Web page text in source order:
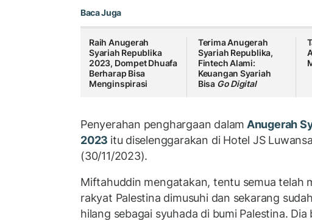
Baca Juga
Raih Anugerah
Syariah Republika
2023, Dompet Dhuafa
Berharap Bisa
Menginspirasi
Terima Anugerah
Syariah Republika,
Fintech Alami:
Keuangan Syariah
Bisa Go Digital
Penyerahan penghargaan dalam Anugerah
2023 itu diselenggarakan di Hotel JS
(30/11/2023).
Miftahuddin mengatakan, tentu semua telah
rakyat Palestina dimusuhi dan sekarang
hilang sebagai syuhada di bumi Palestina. Dia